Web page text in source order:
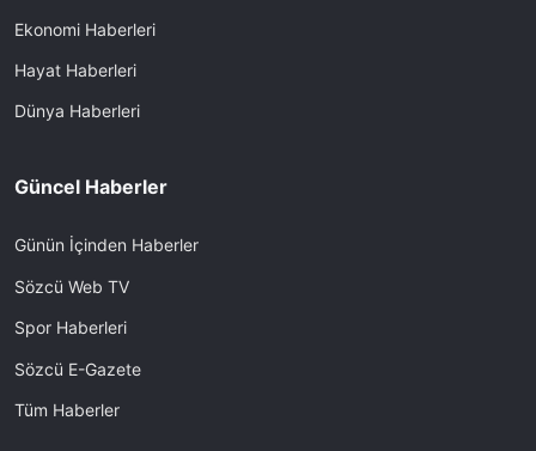
Ekonomi Haberleri
Hayat Haberleri
Dünya Haberleri
Güncel Haberler
Günün İçinden Haberler
Sözcü Web TV
Spor Haberleri
Sözcü E-Gazete
Tüm Haberler